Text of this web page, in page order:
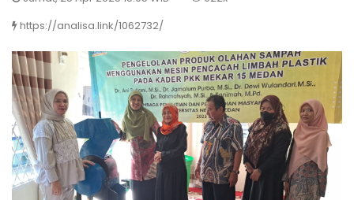
https://analisa.link/1062732/